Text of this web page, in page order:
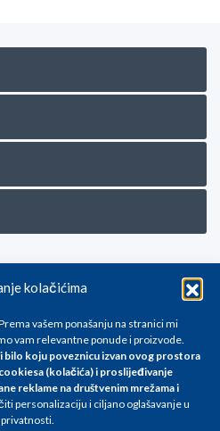
kolačićima
vašem ponašanju na stranici mi
vam relevantne ponude i proizvode.
bilo koju poveznicu izvan ovog prostora
(kolačića) i proslijeđivanje
reklame na društvenim mrežama i
personalizaciju i ciljano oglašavanje u
obratite nam se na
karaktera i podložne su
u Eurima i uključuju PDV. Sve